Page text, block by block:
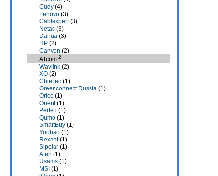
Cudy (4)
Lenovo (3)
Cablexpert(3)
Netac (3)
Dahua (3)
HP (2)
Canyon (2)
ATcom 2
Wavlink (2)
XO (2)
Chieftec (1)
Greenconnect Russia (1)
Orico (1)
Orient(1)
Perfeo (1)
Qumo (1)
SmartBuy (1)
Yoobao (1)
Rexant(1)
Sipolar (1)
Aten (1)
Usams (1)
MSI (1)